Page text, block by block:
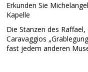
Erkunden Sie
Kapelle
Die Stanzen des
Caravaggios
fast jedem anderen